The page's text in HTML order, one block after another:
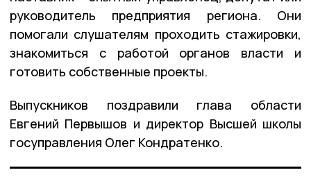
руководитель предприятия региона. Они
помогали слушателям проходить стажировки,
знакомиться с работой органов власти и
готовить собственные проекты.
Выпускников поздравили глава области
Евгений Первышов и директор Высшей школы
госуправления Олег Кондратенко.